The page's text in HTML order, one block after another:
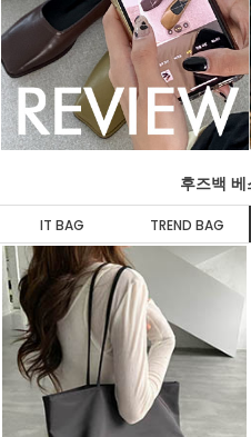
후즈백 베
IT BAG TREND BAG